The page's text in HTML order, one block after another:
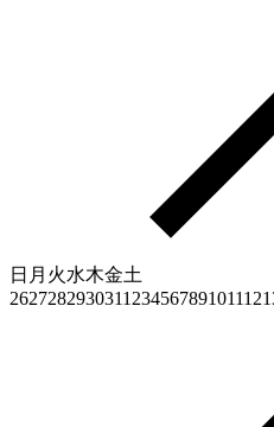
日 月 火水木金土
2627282930311 23456789101112